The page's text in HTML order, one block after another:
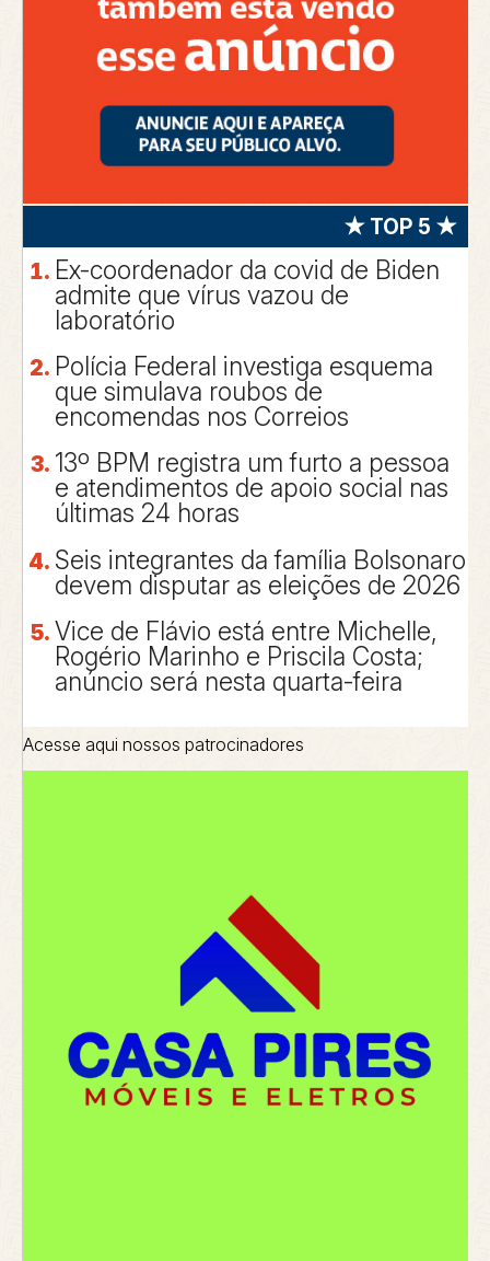
★ TOP 5 ★
Ex-coordenador da covid de Biden
admite que vírus vazou de
laboratório
Polícia Federal investiga esquema
que simulava roubos de
encomendas nos Correios
13º BPM registra um furto a pessoa
e atendimentos de apoio social nas
últimas 24 horas
Seis integrantes da família Bolsonaro
devem disputar as eleições de 2026
Vice de Flávio está entre Michelle,
Rogério Marinho e Priscila Costa;
anúncio será nesta quarta-feira
Acesse aqui nossos patrocinadores